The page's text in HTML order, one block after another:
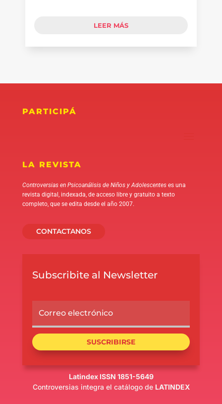
LEER MÁS
PARTICIPÁ
LA REVISTA
Controversias en Psicoanálisis de Niños y Adolescenteses una
revista digital, indexada, de acceso libre y gratuito a texto
completo, que se edita desde el año 2007.
CONTACTANOS
Subscribite al Newsletter
SUSCRIBIRSE
Latindex ISSN 1851-5649
Controversias integra el catálogo de LATINDEX